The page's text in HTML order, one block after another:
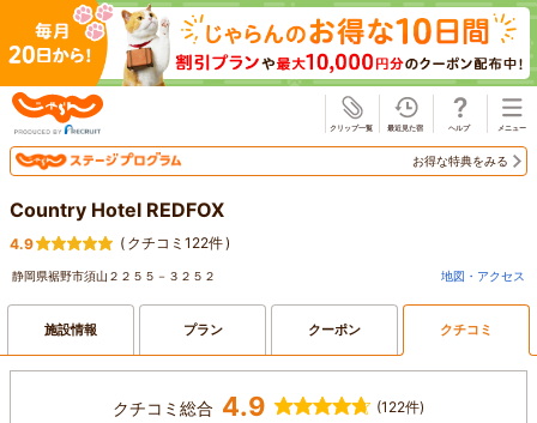
お得な特典をみる
Country Hotel REDFOX
4.9 ( クチコミ122件)
静岡県裾野市須山２２５５－３２５２ 地図・アクセス
施設情報 プラン クーポン クチコミ
クチコミ総合 4.9 (122件)